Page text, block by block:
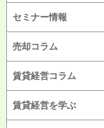
セミナー情報
売却コラム
賃貸経営コラム
賃貸経営を学ぶ